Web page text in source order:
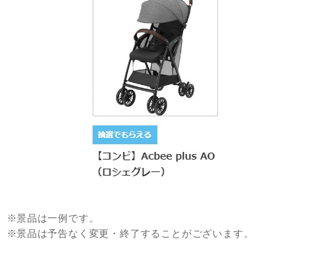
景品は一例です。
景品は予告なく変更・終了することがございます。